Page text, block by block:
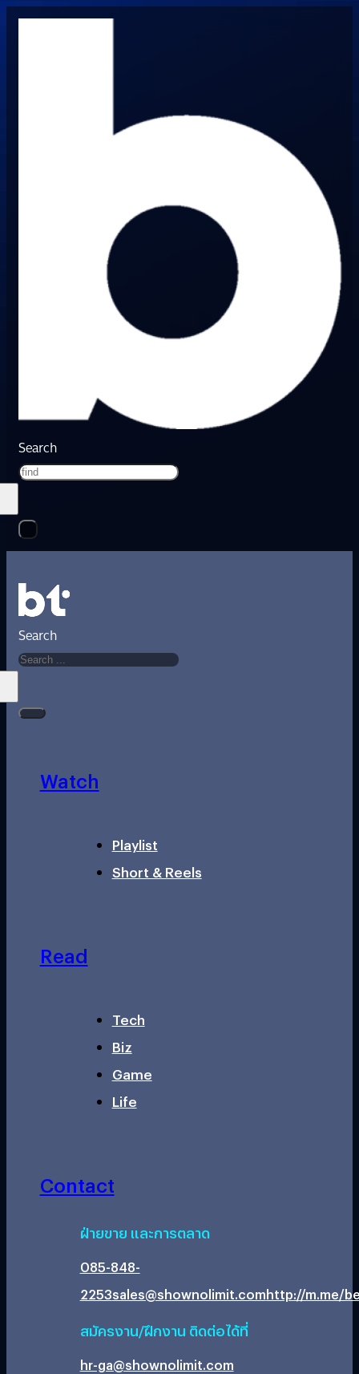
Search
Search
Watch
Playlist
Short & Reels
Read
Tech
Biz
Game
Life
Contact
ฝ่ายขาย และการตลาด
085-848-
2253sales@shownolimit.comhttp://m.me/
สมัครงาน/ฝึกงาน ติดต่อได้ที่
hr-ga@shownolimit.com